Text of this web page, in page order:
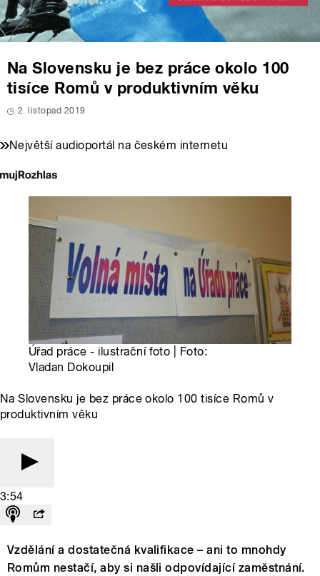
Na Slovensku je bez práce okolo 100
tisíce Romů v produktivním věku
2. listopad 2019
Největší audioportál na českém internetu
Úřad práce - ilustrační foto | Foto:
Vladan Dokoupil
Na Slovensku je bez práce okolo 100 tisíce Romů v
produktivním věku
3:54
Vzdělání a dostatečná kvalifikace – ani to mnohdy
Romům nestačí, aby si našli odpovídající zaměstnání.